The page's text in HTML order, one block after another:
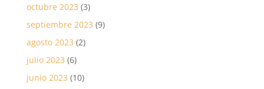
octubre 2023 (3)
septiembre 2023 (9)
agosto 2023 (2)
julio 2023 (6)
junio 2023 (10)